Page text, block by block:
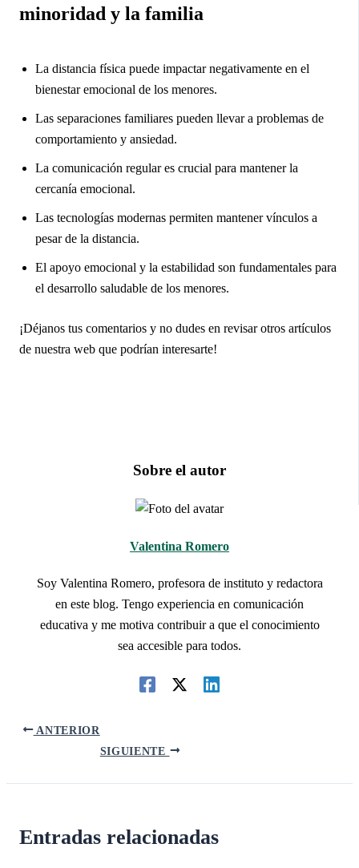
minoridad y la familia
La distancia física puede impactar negativamente en el
bienestar emocional de los menores.
Las separaciones familiares pueden llevar a problemas de
comportamiento y ansiedad.
La comunicación regular es crucial para mantener la
cercanía emocional.
Las tecnologías modernas permiten mantener vínculos a
pesar de la distancia.
El apoyo emocional y la estabilidad son fundamentales para
el desarrollo saludable de los menores.
¡Déjanos tus comentarios y no dudes en revisar otros artículos
de nuestra web que podrían interesarte!
Sobre el autor
Valentina Romero
Soy Valentina Romero, profesora de instituto y redactora
en este blog. Tengo experiencia en comunicación
educativa y me motiva contribuir a que el conocimiento
sea accesible para todos.
ANTERIOR
SIGUIENTE
Entradas relacionadas